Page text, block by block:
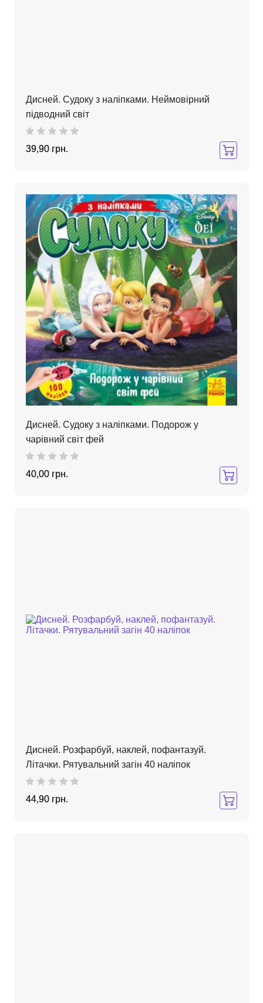
Дисней. Судоку з наліпками. Неймовірний
підводний світ
39,90 грн.
Дисней. Судоку з наліпками. Подорож у
чарівний світ фей
40,00 грн.
Дисней. Розфарбуй, наклей, пофантазуй.
Літачки. Рятувальний загін 40 наліпок
44,90 грн.